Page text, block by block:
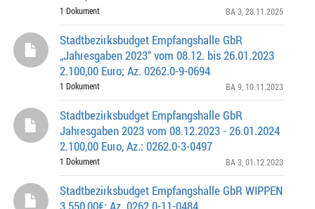
1 Dokument BA 3 , 28.11.2025
Stadtbezirksbudget Empfangshalle GbR
„Jahresgaben 2023“ vom 08.12. bis 26.01.2023
2.100,00 Euro; Az. 0262.0-9-0694
1 Dokument BA 9 , 10.11.2023
Stadtbezirksbudget Empfangshalle GbR
Jahresgaben 2023 vom 08.12.2023 - 26.01.2024
2.100,00 Euro, Az.: 0262.0-3-0497
1 Dokument BA 3 , 01.12.2023
Stadtbezirksbudget Empfangshalle GbR WIPPEN